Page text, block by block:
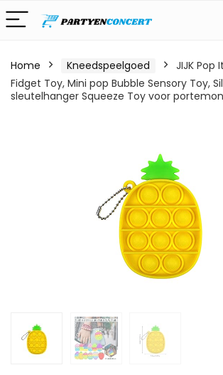
Home Kneedspeelgoed
JIJK Pop
Fidget Toy, Mini pop Bubble Sensory Toy,
sleutelhanger Squeeze Toy voor